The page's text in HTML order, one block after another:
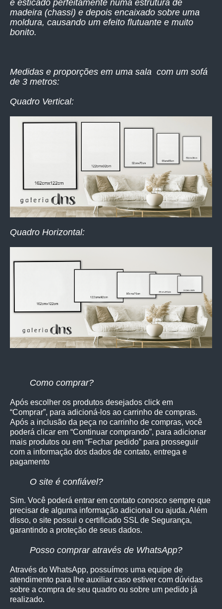
é esticado perfeitamente numa estrutura de
madeira (chassi) e depois encaixado sobre uma
moldura, causando um efeito flutuante e muito
bonito.
Medidas e proporções em uma sala com um sofá
de 3 metros:
Quadro Vertical:
Quadro Horizontal:
Como comprar?
Após escolher os produtos desejados click em
“Comprar”, para adicioná-los ao carrinho de compras.
Após a inclusão da peça no carrinho de compras, você
poderá clicar em “Continuar comprando”, para adicionar
mais produtos ou em “Fechar pedido” para prosseguir
com a informação dos dados de contato, entrega e
pagamento
O site é confiável?
Sim. Você poderá entrar em contato conosco sempre que
precisar de alguma informação adicional ou ajuda. Além
disso, o site possui o certificado SSL de Segurança,
garantindo a proteção de seus dados.
Posso comprar através de WhatsApp?
Através do WhatsApp, possuímos uma equipe de
atendimento para lhe auxiliar caso estiver com dúvidas
sobre a compra de seu quadro ou sobre um pedido já
realizado.